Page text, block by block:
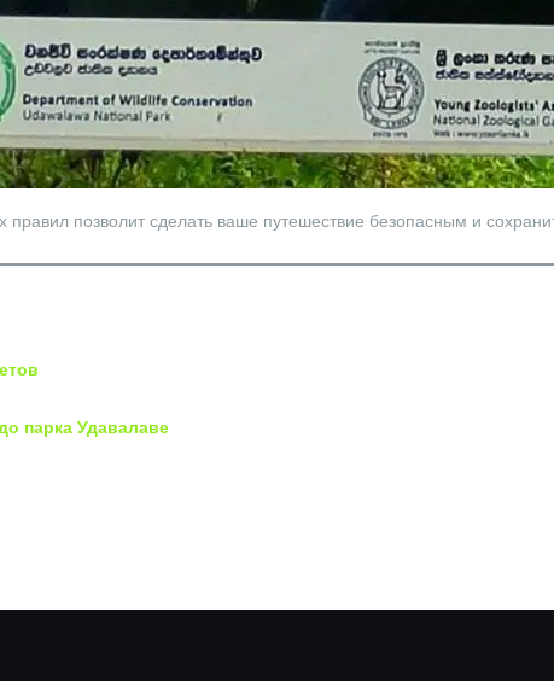
правил позволит сделать ваше путешествие безопасным и
парка Удавалаве